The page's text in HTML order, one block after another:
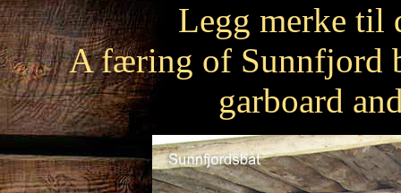
Legg merke til
A færing of Sunnfjord
garboard